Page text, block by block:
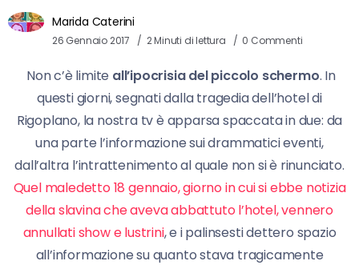
Marida Caterini
26 Gennaio 2017 2 Minuti di lettura 0 Commenti
Non c’è limite all’ipocrisia del piccolo schermo. In
questi giorni, segnati dalla tragedia dell’hotel di
Rigoplano, la nostra tv è apparsa spaccata in due: da
una parte l’informazione sui drammatici eventi,
dall’altra l’intrattenimento al quale non si è rinunciato.
Quel maledetto 18 gennaio, giorno in cui si ebbe notizia
della slavina che aveva abbattuto l’hotel, vennero
annullati show e lustrini, e i palinsesti dettero spazio
all’informazione su quanto stava tragicamente